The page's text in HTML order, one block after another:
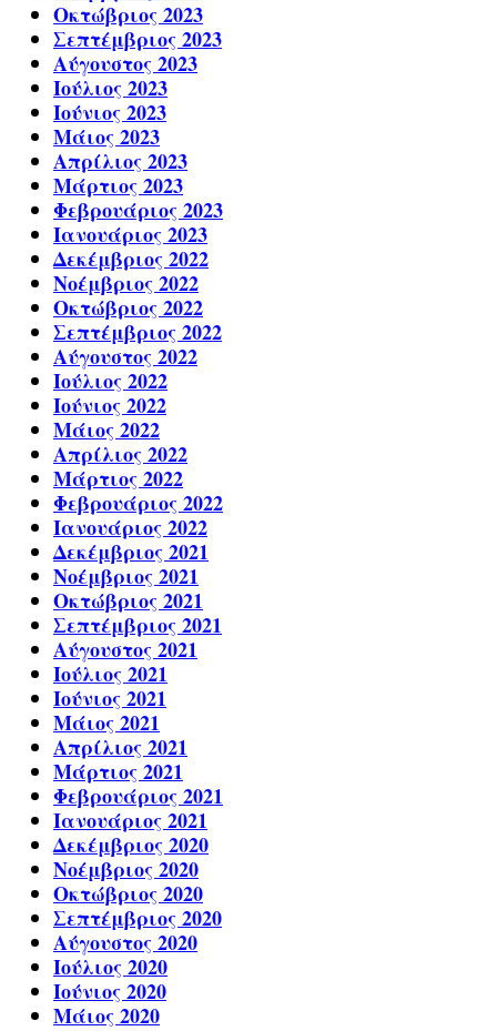
Οκτώβριος 2023
Σεπτέμβριος 2023
Αύγουστος 2023
Ιούλιος 2023
Ιούνιος 2023
Μάιος 2023
Απρίλιος 2023
Μάρτιος 2023
Φεβρουάριος 2023
Ιανουάριος 2023
Δεκέμβριος 2022
Νοέμβριος 2022
Οκτώβριος 2022
Σεπτέμβριος 2022
Αύγουστος 2022
Ιούλιος 2022
Ιούνιος 2022
Μάιος 2022
Απρίλιος 2022
Μάρτιος 2022
Φεβρουάριος 2022
Ιανουάριος 2022
Δεκέμβριος 2021
Νοέμβριος 2021
Οκτώβριος 2021
Σεπτέμβριος 2021
Αύγουστος 2021
Ιούλιος 2021
Ιούνιος 2021
Μάιος 2021
Απρίλιος 2021
Μάρτιος 2021
Φεβρουάριος 2021
Ιανουάριος 2021
Δεκέμβριος 2020
Νοέμβριος 2020
Οκτώβριος 2020
Σεπτέμβριος 2020
Αύγουστος 2020
Ιούλιος 2020
Ιούνιος 2020
Μάιος 2020